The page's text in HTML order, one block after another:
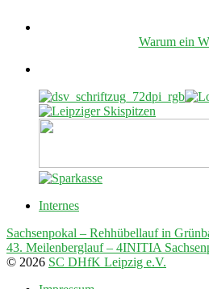
Warum ein
Internes
Sachsenpokal – Rehhübellauf in
43. Meilenberglauf – 4INITIA
© 2026 SC DHfK Leipzig e.V.